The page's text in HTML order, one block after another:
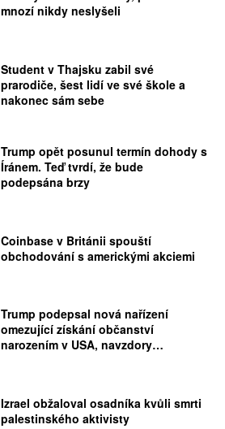
mnozí nikdy neslyšeli
Student v Thajsku zabil své
prarodiče, šest lidí ve své škole a
nakonec sám sebe
Trump opět posunul termín dohody s
Íránem. Teď tvrdí, že bude
podepsána brzy
Coinbase v Británii spouští
obchodování s americkými akciemi
Trump podepsal nová nařízení
omezující získání občanství
narozením v USA, navzdory
Izrael obžaloval osadníka kvůli smrti
palestinského aktivisty